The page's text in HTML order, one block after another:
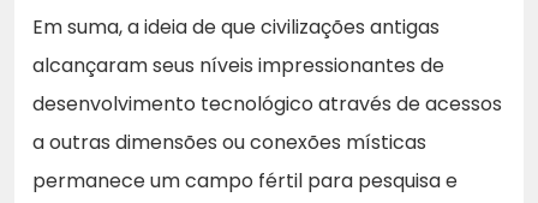
Em suma, a ideia de que civilizações antigas
alcançaram seus níveis impressionantes de
desenvolvimento tecnológico através de acessos
a outras dimensões ou conexões místicas
permanece um campo fértil para pesquisa e